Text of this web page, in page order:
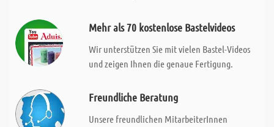
Mehr als 70 kostenlose Bastelvideos
Wir unterstützen Sie mit vielen Bastel-Videos
und zeigen Ihnen die genaue Fertigung.
Freundliche Beratung
Unsere freundlichen MitarbeiterInnen